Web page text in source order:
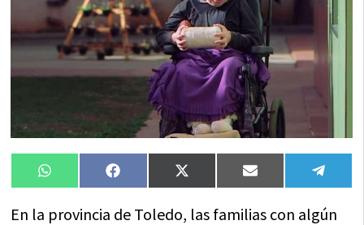
Compartir
en
WhatsAppCompartir
en
FacebookCompartir
en
X
(Twitter)
Compartir
en
Email
en
En la provincia de Toledo, las familias con algún